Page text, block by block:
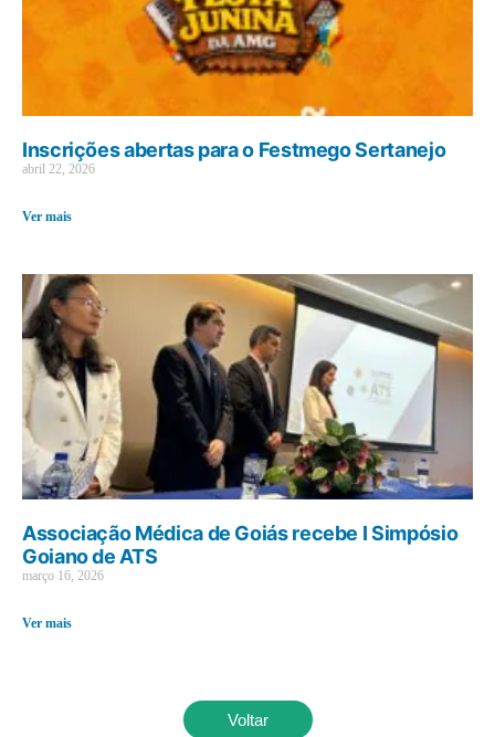
Inscrições abertas para o Festmego Sertanejo
abril 22, 2026
Ver mais
Associação Médica de Goiás recebe I Simpósio
Goiano de ATS
março 16, 2026
Ver mais
Voltar